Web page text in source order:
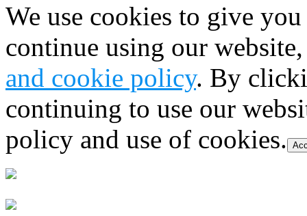
We use cookies to give
continue using our
and cookie policy. By
continuing to use our
policy and use of cookies.